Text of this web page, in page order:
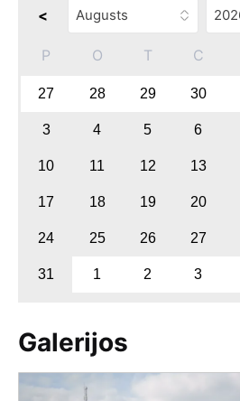
<
P O T C
27 28 29 30
3 4 5 6
10 11 12 13
17 18 19 20
24 25 26 27
31 1 2 3
Galerijos